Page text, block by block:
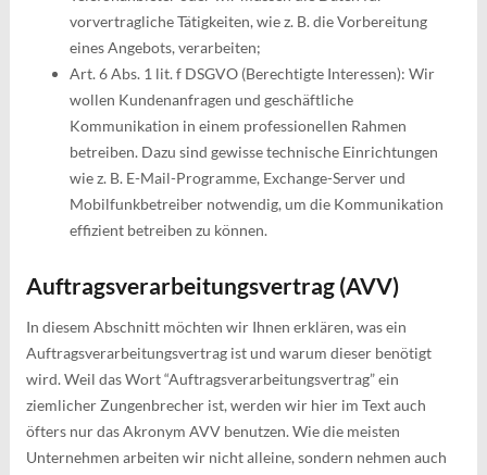
vorvertragliche Tätigkeiten, wie z. B. die Vorbereitung
eines Angebots, verarbeiten;
Art. 6 Abs. 1 lit. f DSGVO (Berechtigte Interessen): Wir
wollen Kundenanfragen und geschäftliche
Kommunikation in einem professionellen Rahmen
betreiben. Dazu sind gewisse technische Einrichtungen
wie z. B. E-Mail-Programme, Exchange-Server und
Mobilfunkbetreiber notwendig, um die Kommunikation
effizient betreiben zu können.
Auftragsverarbeitungsvertrag (AVV)
In diesem Abschnitt möchten wir Ihnen erklären, was ein
Auftragsverarbeitungsvertrag ist und warum dieser benötigt
wird. Weil das Wort “Auftragsverarbeitungsvertrag” ein
ziemlicher Zungenbrecher ist, werden wir hier im Text auch
öfters nur das Akronym AVV benutzen. Wie die meisten
Unternehmen arbeiten wir nicht alleine, sondern nehmen auch